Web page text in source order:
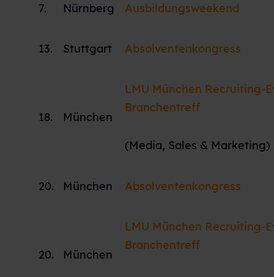
7. Nürnberg Ausbildungsweekend
13. Stuttgart Absolventenkongress
18. München
LMU München Recruiting-
Branchentreff
(Media, Sales & Marketing)
20. München Absolventenkongress
20. München
LMU München Recruiting-
Branchentreff